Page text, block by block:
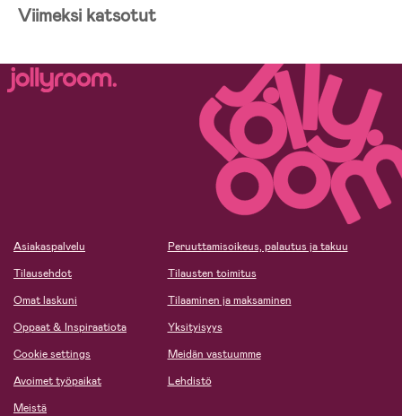
Viimeksi katsotut
Asiakaspalvelu
Tilausehdot
Omat laskuni
Oppaat & Inspiraatiota
Cookie settings
Avoimet työpaikat
Meistä
Peruuttamisoikeus, palautus ja takuu
Tilausten toimitus
Tilaaminen ja maksaminen
Yksityisyys
Meidän vastuumme
Lehdistö